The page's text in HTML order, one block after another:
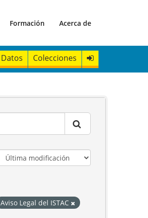
Formación Acerca de
Datos Colecciones
Aviso Legal del ISTAC